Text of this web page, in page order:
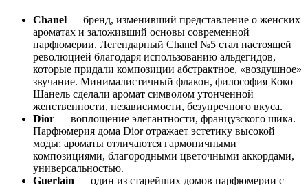
Chanel — бренд, изменивший представление о женских
ароматах и заложивший основы современной
парфюмерии. Легендарный Chanel №5 стал настоящей
революцией благодаря использованию альдегидов,
которые придали композиции абстрактное, «воздушное»
звучание. Минималистичный флакон, философия Коко
Шанель сделали аромат символом утонченной
женственности, независимости, безупречного вкуса.
Dior — воплощение элегантности, французского шика.
Парфюмерия дома Dior отражает эстетику высокой
моды: ароматы отличаются гармоничными
композициями, благородными цветочными аккордами,
универсальностью.
Guerlain — один из старейших домов парфюмерии с